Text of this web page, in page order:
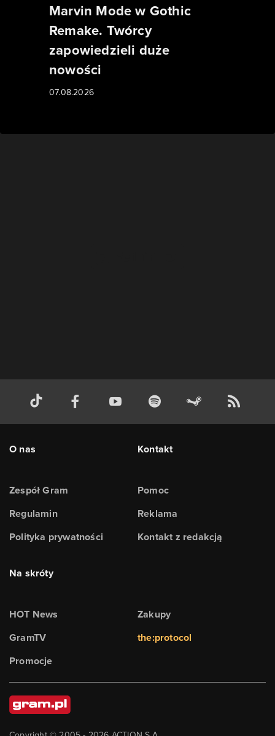
Marvin Mode w Gothic
Remake. Twórcy
zapowiedzieli duże
nowości
07.08.2026
O nas
Zespół Gram
Regulamin
Polityka prywatności
Kontakt
Pomoc
Reklama
Kontakt z redakcją
Na skróty
HOT News
GramTV
Promocje
Zakupy
the:protocol